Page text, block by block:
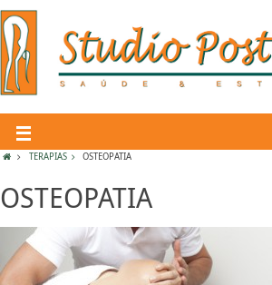
TERAPIAS OSTEOPATIA
OSTEOPATIA